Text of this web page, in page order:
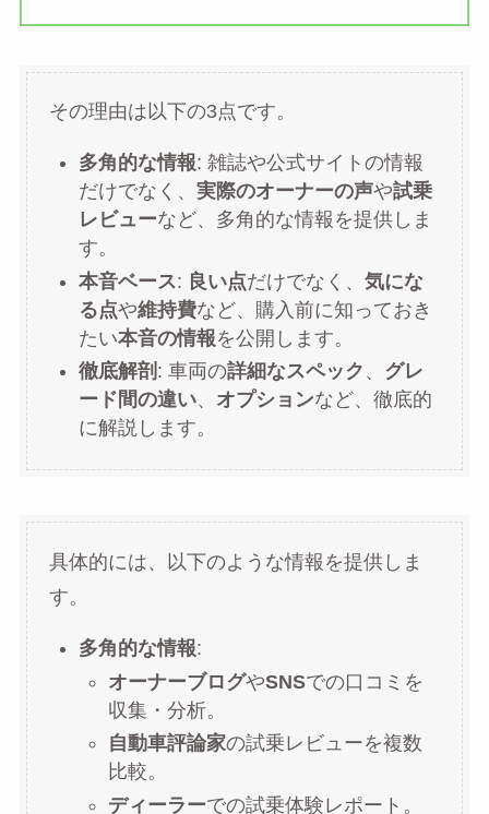
その理由は以下の3点です。
多角的な情報: 雑誌や公式サイトの情報
だけでなく、 実際のオーナーの声や試乗
レビューなど、多角的な情報を提供しま
す。
本音ベース: 良い点だけでなく、 気にな
る点や維持費など、購入前に知っておき
たい本音の情報を公開します。
徹底解剖 : 車両の詳細なスペック 、 グレ
ード間の違い、 オプションなど、徹底的
に解説します。
具体的には、以下のような情報を提供しま
す。
多角的な情報:
オーナーブログやSNSでの口コミを
収集・分析。
自動車評論家の試乗レビューを複数
比較。
ディーラーでの試乗体験レポート。